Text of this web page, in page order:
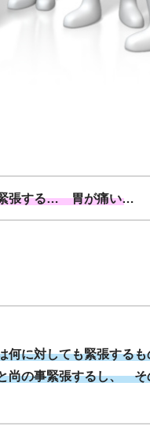
緊張する… 胃が痛い…
何に対しても緊張する
尚の事緊張するし、 そ